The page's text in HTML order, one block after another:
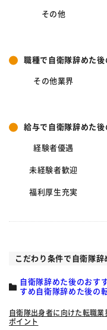
その他
職種で自衛隊辞めた
その他業界
給与で自衛隊辞めた
経験者優遇
未経験者歓迎
福利厚生充実
こだわり条件で自衛隊
自衛隊辞めた後のおす
すめ自衛隊辞めた後の
自衛隊出身者に向けた転職
ポイント